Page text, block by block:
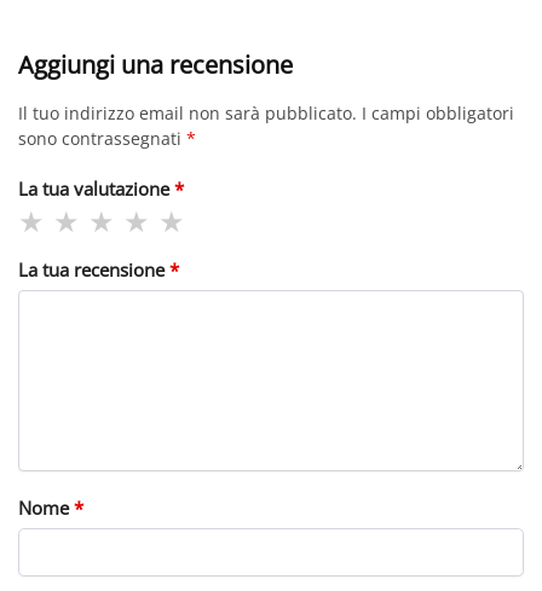
Aggiungi una recensione
Il tuo indirizzo email non sarà pubblicato. I campi obbligatori
sono contrassegnati *
La tua valutazione*
La tua recensione*
Nome*